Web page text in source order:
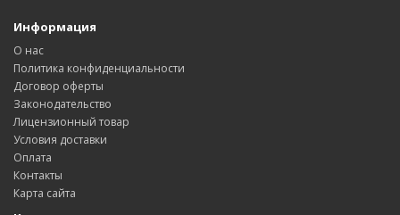
Информация
О нас
Политика конфиденциальности
Договор оферты
Законодательство
Лицензионный товар
Условия доставки
Оплата
Контакты
Карта сайта